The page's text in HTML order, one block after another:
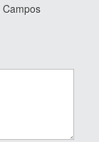
Campos